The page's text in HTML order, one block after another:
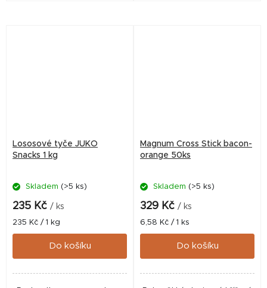
Lososové tyče JUKO
Snacks 1 kg
Skladem (>5 ks)
235 Kč / ks
Měrná
cena:
235 Kč / 1 kg
Do košíku
Magnum Cross Stick bacon-
orange 50ks
Skladem (>5 ks)
329 Kč / ks
Měrná
cena:
6,58 Kč / 1 ks
Do košíku